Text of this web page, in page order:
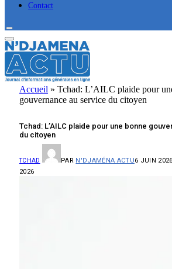
Contact
Accueil » Tchad: L’AILC plaide pour
gouvernance au service du citoyen
Tchad: L’AILC plaide pour une bonne
du citoyen
TCHAD PAR N'DJAMÉNA ACTU6 JUIN 2026
2026